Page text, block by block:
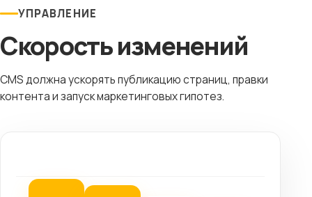
УПРАВЛЕНИЕ
Скорость изменений
CMS должна ускорять публикацию страниц, правки
контента и запуск маркетинговых гипотез.